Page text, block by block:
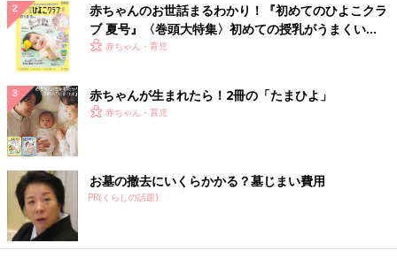
赤ちゃんのお世話まるわかり！『初めてのひよこクラ
ブ 夏号』〈巻頭大特集〉初めての授乳がうまくい
く！ おっぱい・ミルクの基本と夏のトラブル 解決テ
赤ちゃん・育児
赤ちゃんが生まれたら！2冊の「たまひよ」
赤ちゃん・育児
お墓の撤去にいくらかかる？墓じまい費用
PR(くらしの話題)